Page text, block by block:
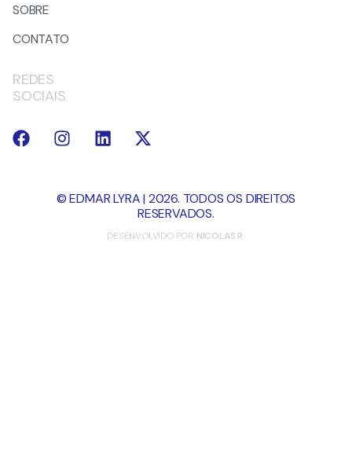
SOBRE
CONTATO
REDES
SOCIAIS
© EDMAR LYRA | 2026. TODOS OS DIREITOS
RESERVADOS.
DESENVOLVIDO POR NICOLAS R.